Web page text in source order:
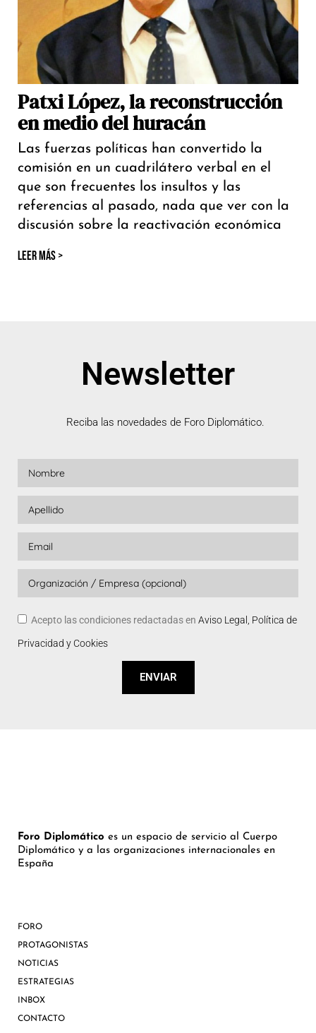
Patxi López, la reconstrucción
en medio del huracán
Las fuerzas políticas han convertido la
comisión en un cuadrilátero verbal en el
que son frecuentes los insultos y las
referencias al pasado, nada que ver con la
discusión sobre la reactivación económica
LEER MÁS >
Newsletter
Reciba las novedades de Foro Diplomático.
Acepto las condiciones redactadas en Aviso Legal, Política de
Privacidad y Cookies
ENVIAR
Foro Diplomático es un espacio de servicio al Cuerpo
Diplomático y a las organizaciones internacionales en
España
FORO
PROTAGONISTAS
NOTICIAS
ESTRATEGIAS
INBOX
CONTACTO